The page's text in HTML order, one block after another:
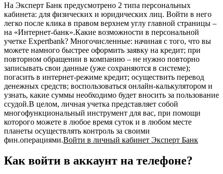
На Эксперт Банк предусмотрено 2 типа персональных
кабинета: для физических и юридических лиц. Войти в него
легко после клика в правом верхнем углу главной страницы –
на «Интернет-банк».Какие возможности в персональной
учетке Expertbank? Многочисленные: начиная с того, что вы
можете намного быстрее оформить заявку на кредит; при
повторном обращении в компанию – не нужно повторно
записывать свои данные (уже сохраняются в системе);
погасить в интернет-режиме кредит; осуществить перевод
денежных средств; воспользоваться онлайн-калькулятором и
узнать, какие суммы необходимо будет вносить за пользование
ссудой.В целом, личная учетка представляет собой
многофункциональный инструмент для вас, при помощи
которого можете в любое время суток и в любом месте
планеты осуществлять контроль за своими
фин.операциями.Войти в личный кабинет Эксперт Банк
Как войти в аккаунт на телефоне?